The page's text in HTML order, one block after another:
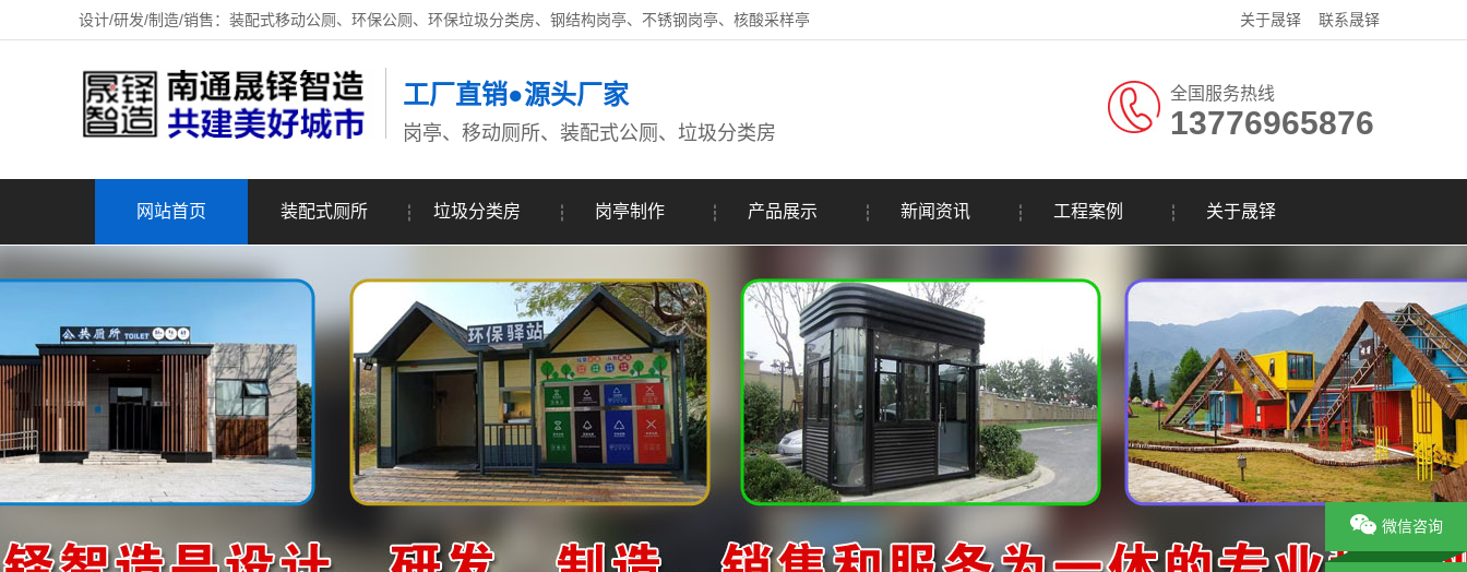
设计/研发/制造/销售：装配式移动公厕、环保公厕、环保垃圾分类房、钢结构岗亭、不锈钢岗亭、核酸采样亭 关于晟铎 联系晟铎
工厂直销●源头厂家
岗亭、移动厕所、装配式公厕、垃圾分类房
全国服务热线
13776965876
网站首页 装配式厕所 垃圾分类房 岗亭制作 产品展示 新闻资讯 工程案例 关于晟铎
微信咨询